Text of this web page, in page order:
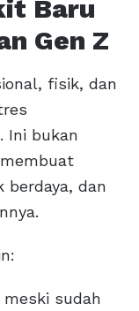
Baru
Gen Z
fisik, dan
Ini bukan
berdaya, dan
sudah